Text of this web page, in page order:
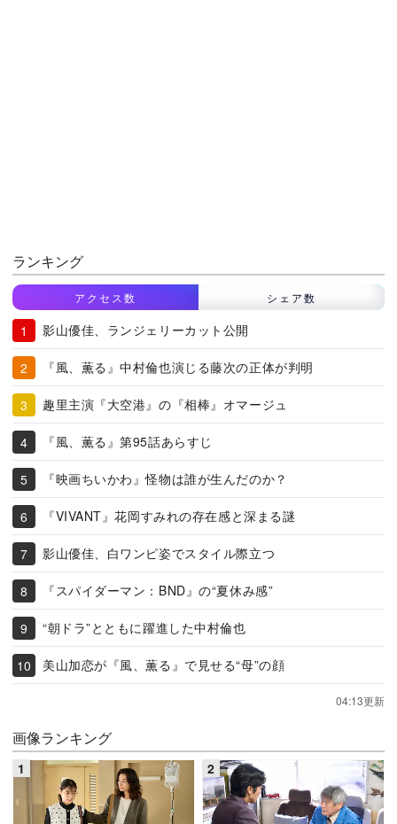
ランキング
アクセス数 シェア数
影山優佳、ランジェリーカット公開
『風、薫る』中村倫也演じる藤次の正体が判明
趣里主演『大空港』の『相棒』オマージュ
『風、薫る』第95話あらすじ
『映画ちいかわ』怪物は誰が生んだのか？
『VIVANT』花岡すみれの存在感と深まる謎
影山優佳、白ワンピ姿でスタイル際立つ
『スパイダーマン：BND』の“夏休み感”
“朝ドラ”とともに躍進した中村倫也
美山加恋が『風、薫る』で見せる“母”の顔
04:13更新
画像ランキング